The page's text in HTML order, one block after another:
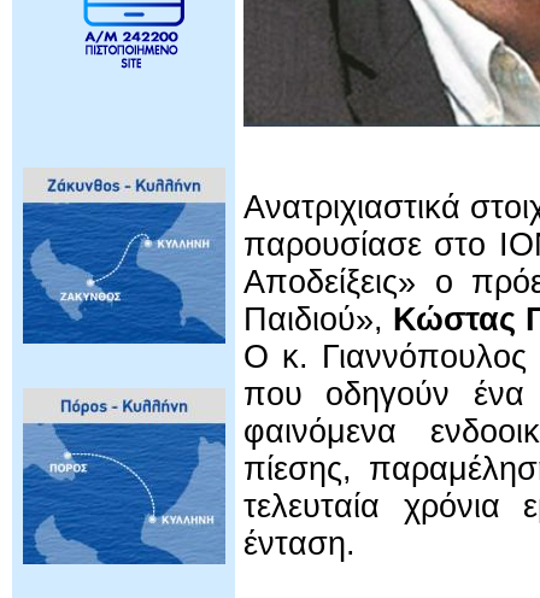
Ανατριχιαστικά
παρουσίασε στο
Αποδείξεις» ο
Παιδιού», Κώστας
Ο κ. Γιαννόπουλος
που οδηγούν ένα
φαινόμενα
πίεσης,
τελευταία χρόνια
ένταση.